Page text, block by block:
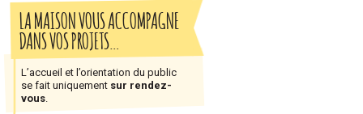
LA MAISON VOUS ACCOMPAGNE
DANS VOS PROJETS…
L’accueil et l’orientation du public
se fait uniquement sur rendez-
vous